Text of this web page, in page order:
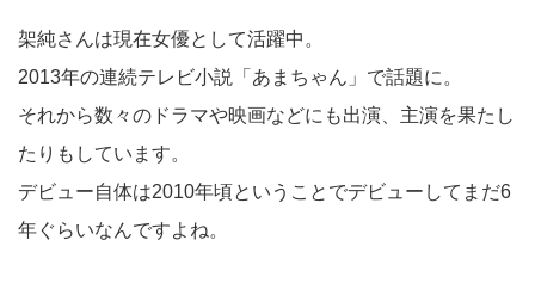
架純さんは現在女優として活躍中。
2013年の連続テレビ小説「あまちゃん」で話題に。
それから数々のドラマや映画などにも出演、主演を果たし
たりもしています。
デビュー自体は2010年頃ということでデビューしてまだ6
年ぐらいなんですよね。